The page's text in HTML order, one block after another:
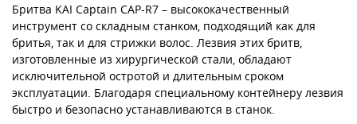
Бритва KAI Captain CAP-R7 – высококачественный
инструмент со складным станком, подходящий как для
бритья, так и для стрижки волос. Лезвия этих бритв,
изготовленные из хирургической стали, обладают
исключительной остротой и длительным сроком
эксплуатации. Благодаря специальному контейнеру лезвия
быстро и безопасно устанавливаются в станок.